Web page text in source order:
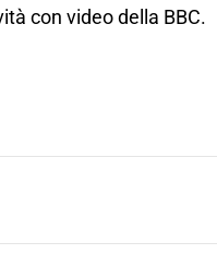
con video della BBC.